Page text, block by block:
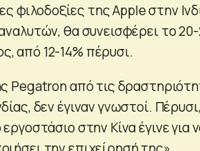
φιλοδοξίες της Apple στην
θα συνεισφέρει το
από 12-14% πέρυσι.
Pegatron από τις
δεν έγιναν γνωστοί.
στην Κίνα έγινε για